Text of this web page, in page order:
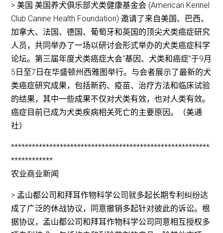
> 美国 美国养犬俱乐部犬类健康基金会 (American Kennel
Club Canine Health Foundation) 邀请了来自美国、巴西、
加拿大、法国、德国、葡萄牙和英国的顶尖犬类癌症研究
人员，共同举办了一场以研讨会形式举办的犬类癌症科学
论坛。第三届年度犬类癌症大会“基因、犬类和癌症”于9月
5日至7日在华盛顿州西雅图举行。与会者展示了最新的犬
类癌症研究成果，包括新药、疫苗、治疗方法和临床试验
的结果，其中一些成果不仅对犬类有效，也对人类有效。
癌症目前已成为犬类疾病相关死亡的主要原因。（美通
社）
*********************************************************
************
农业商业新闻
> 孟山都公司和拜耳作物科学公司就多起长期专利纠纷达
成了广泛的休战协议，同意撤销多起针对彼此的诉讼。根
据协议，孟山都公司和拜耳作物科学公司同意相互授权多